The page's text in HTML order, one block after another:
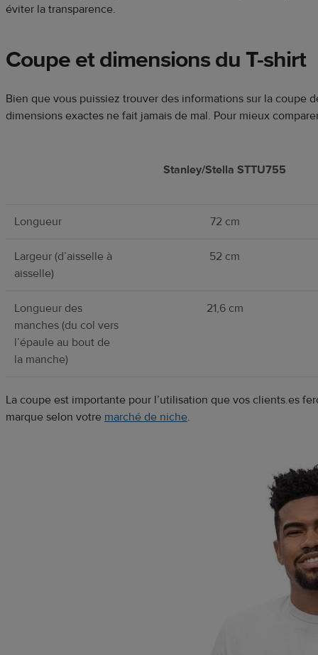
éviter la transparence.
Coupe et dimensions du T-shirt
Bien que vous puissiez trouver des informations sur la coupe
dimensions exactes ne fait jamais de mal. Pour mieux
Stanley/Stella STTU755
Longueur 72 cm
Largeur (d’aisselle à
aisselle)
52 cm
Longueur des
manches (du col vers
l’épaule au bout de
la manche)
21,6 cm
La coupe est importante pour l’utilisation que vos clients.es
marque selon votre marché de niche.